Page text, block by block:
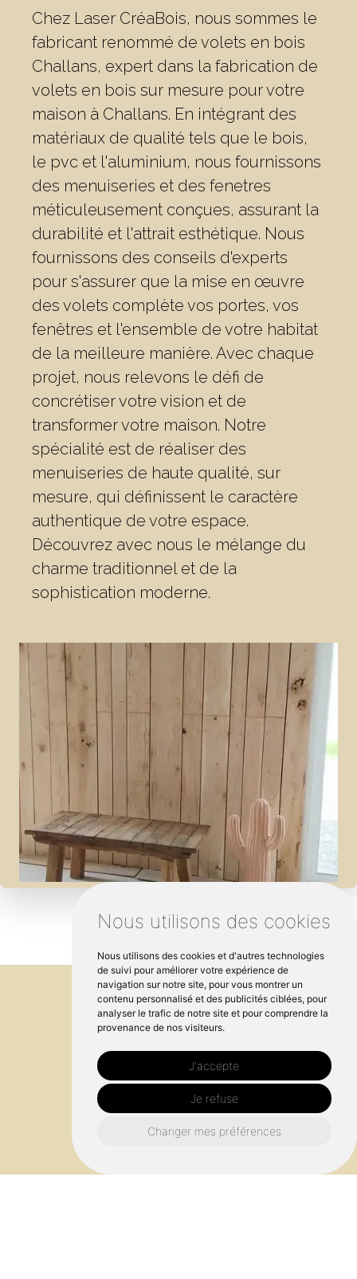
Nous utilisons des cookies
Nous utilisons des cookies et d'autres technologies
de suivi pour améliorer votre expérience de
navigation sur notre site, pour vous montrer un
contenu personnalisé et des publicités ciblées, pour
analyser le trafic de notre site et pour comprendre la
provenance de nos visiteurs.
J'accepte
Je refuse
Changer mes préférences
Chez Laser CréaBois, nous sommes le
fabricant renommé de volets en bois
Challans, expert dans la fabrication de
volets en bois sur mesure pour votre
maison à Challans. En intégrant des
matériaux de qualité tels que le bois,
le pvc et l'aluminium, nous fournissons
des menuiseries et des fenetres
méticuleusement conçues, assurant la
durabilité et l'attrait esthétique. Nous
fournissons des conseils d'experts
pour s'assurer que la mise en œuvre
des volets complète vos portes, vos
fenêtres et l'ensemble de votre habitat
de la meilleure manière. Avec chaque
projet, nous relevons le défi de
concrétiser votre vision et de
transformer votre maison. Notre
spécialité est de réaliser des
menuiseries de haute qualité, sur
mesure, qui définissent le caractère
authentique de votre espace.
Découvrez avec nous le mélange du
charme traditionnel et de la
sophistication moderne.